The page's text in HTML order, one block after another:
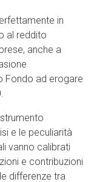
in
al reddito
anche a
Fondo ad erogare
e le peculiarità
vanno calibrati
e contribuzioni
differenze tra